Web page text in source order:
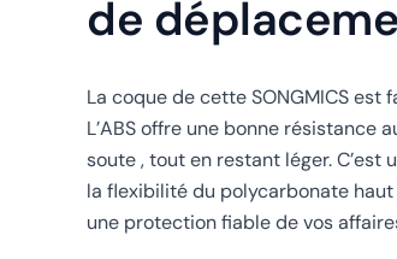
de
La coque de cette SONGMICS
L’ABS offre une bonne résistance
soute , tout en restant léger.
la flexibilité du polycarbonate
une protection fiable de vos